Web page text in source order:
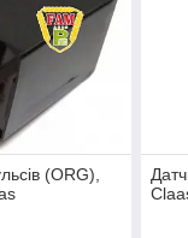
(ORG),